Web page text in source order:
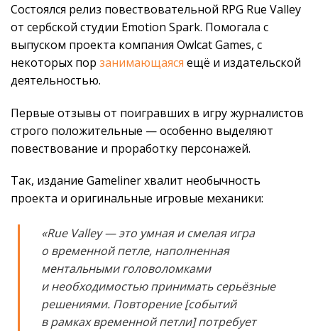
Состоялся релиз повествовательной RPG Rue Valley
от сербской студии Emotion Spark. Помогала с
выпуском проекта компания Owlcat Games, c
некоторых пор занимающаяся ещё и издательской
деятельностью.
Первые отзывы от поигравших в игру журналистов
строго положительные — особенно выделяют
повествование и проработку персонажей.
Так, издание Gameliner хвалит необычность
проекта и оригинальные игровые механики:
«Rue Valley — это умная и смелая игра
о временной петле, наполненная
ментальными головоломками
и необходимостью принимать серьёзные
решениями. Повторение [событий
в рамках временной петли] потребует